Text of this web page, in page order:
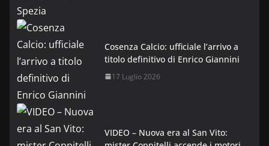
Cosenza Calcio: ufficiale l’arrivo a
titolo definitivo di Enrico Giannini
17 Luglio 2026
VIDEO – Nuova era al San Vito: